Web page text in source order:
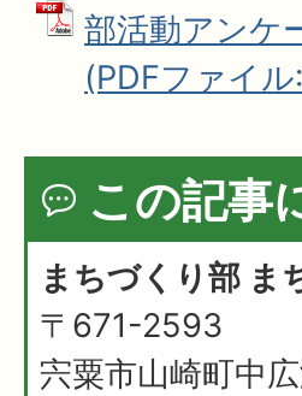
部活動アンケ
(PDFファイ
この記事
まちづくり部 ま
〒671-2593
宍粟市山崎町中